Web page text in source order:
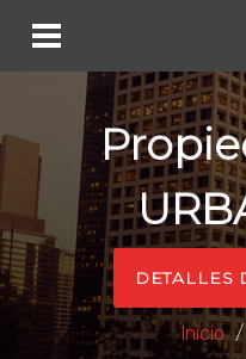
DETALLES
Inicio